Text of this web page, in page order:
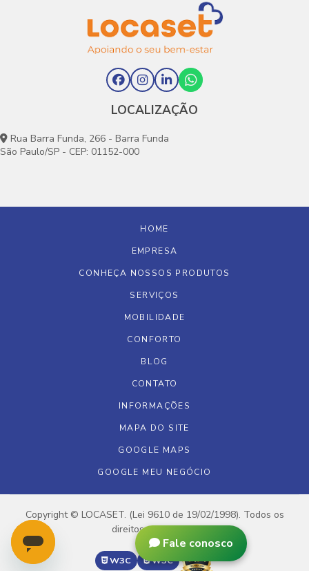
LOCALIZAÇÃO
Rua Barra Funda, 266 - Barra Funda
São Paulo/SP - CEP: 01152-000
HOME
EMPRESA
CONHEÇA NOSSOS PRODUTOS
SERVIÇOS
MOBILIDADE
CONFORTO
BLOG
CONTATO
INFORMAÇÕES
MAPA DO SITE
GOOGLE MAPS
GOOGLE MEU NEGÓCIO
Copyright © LOCASET. (Lei 9610 de 19/02/1998). Todos os
direitos reservados.
W3C W3C
Fale conosco